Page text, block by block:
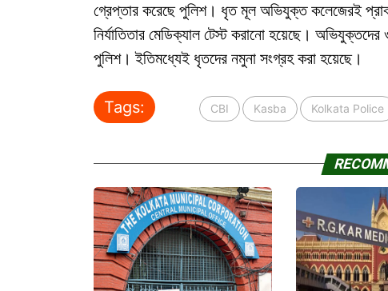
গ্রেপ্তার করেছে পুলিশ। ধৃত মূল অভিযুক্ত কলেজেরই
নির্যাতিতার মেডিক্যাল টেস্ট করানো হয়েছে। অভিযুক্তদের
পুলিশ। ইতিমধ্যেই ধৃতদের নমুনা সংগ্রহ করা হয়েছে।
Tags: CBI Kasba Kolkata Police